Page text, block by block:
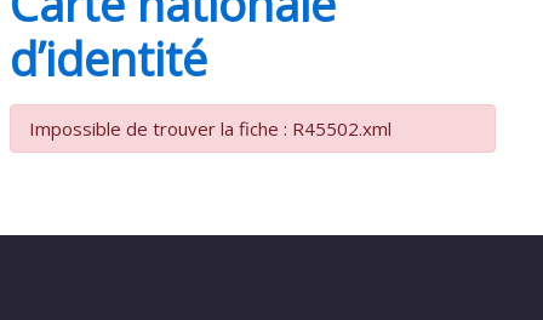
d’identité
Impossible de trouver la fiche : R45502.xml